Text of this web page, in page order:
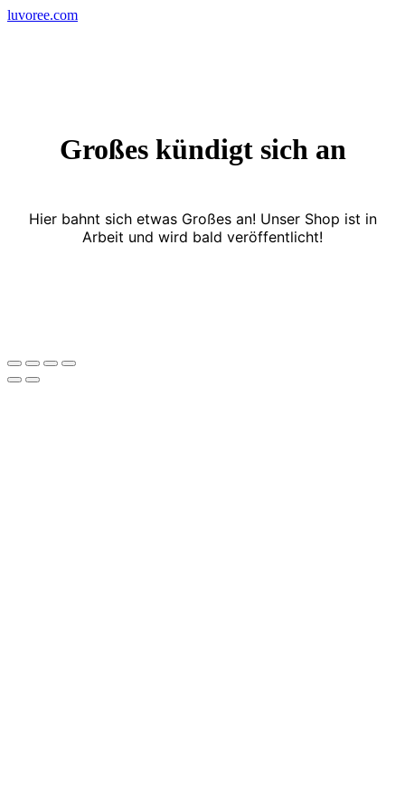
Skip
luvoree.com
Großes kündigt sich an
Hier bahnt sich etwas Großes an! Unser Shop ist in
Arbeit und wird bald veröffentlicht!